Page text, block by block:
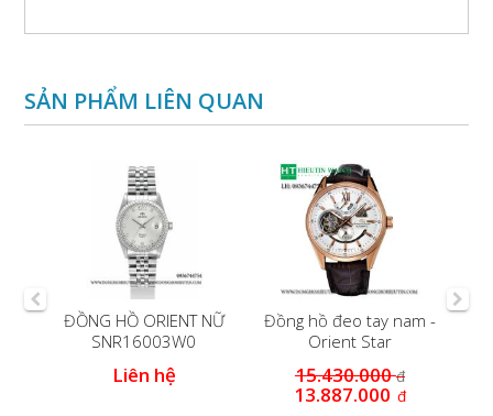
SẢN PHẨM LIÊN QUAN
ĐỒNG HỒ ORIENT NỮ
SNR16003W0
Liên hệ
Đồng hồ đeo tay nam -
Orient Star
15.430.000đ
13.887.000 đ